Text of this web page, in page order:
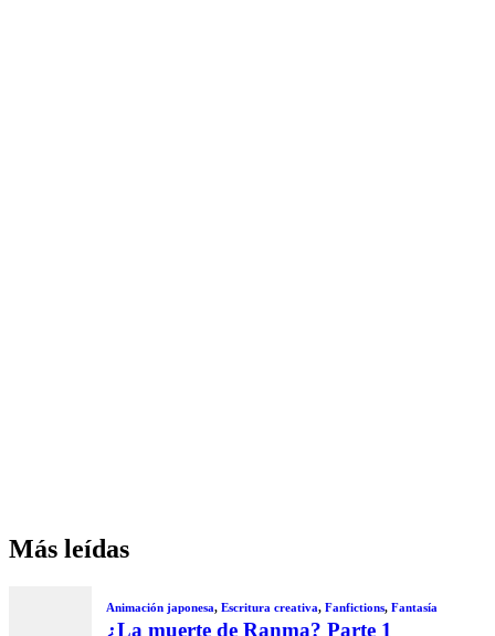
Más leídas
Animación japonesa, Escritura creativa, Fanfictions, Fantasía
¿La muerte de Ranma? Parte 1